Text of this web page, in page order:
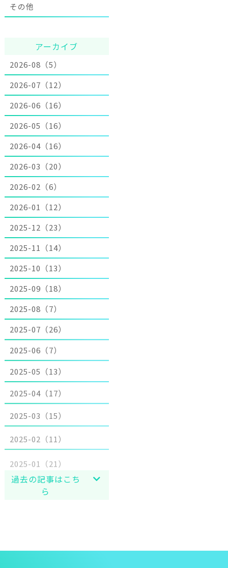
その他
アーカイブ
2026-08（5）
2026-07（12）
2026-06（16）
2026-05（16）
2026-04（16）
2026-03（20）
2026-02（6）
2026-01（12）
2025-12（23）
2025-11（14）
2025-10（13）
2025-09（18）
2025-08（7）
2025-07（26）
2025-06（7）
2025-05（13）
2025-04（17）
2025-03（15）
2025-02（11）
過去の記事はこち
ら